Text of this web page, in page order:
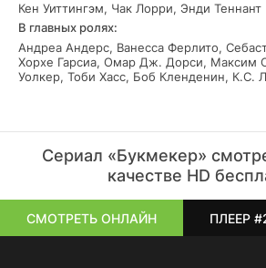
Кен Уиттингэм, Чак Лорри, Энди Теннант
В главных ролях:
Андреа Андерс, Ванесса Ферлито,
Хорхе Гарсиа, Омар Дж. Дорси, Максим
Уолкер, Тоби Хасс, Боб Кленденин, К.С.
Сериал «Букмекер»
качестве HD
СМОТРЕТЬ ОНЛАЙН ПЛЕЕР